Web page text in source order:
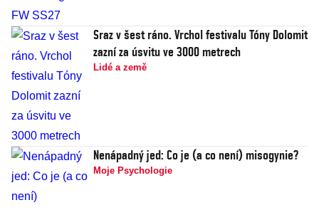
Sraz v šest ráno. Vrchol festivalu Tóny Dolomit
zazní za úsvitu ve 3000 metrech
Lidé a země
Nenápadný jed: Co je (a co není) misogynie?
Moje Psychologie